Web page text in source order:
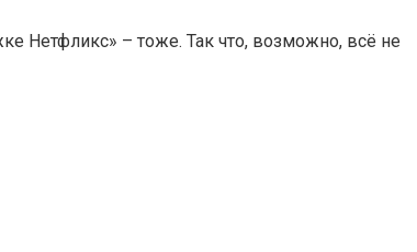
Нетфликс» – тоже. Так что, возможно, всё не